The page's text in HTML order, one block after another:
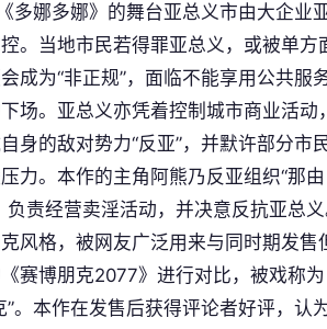
多娜多娜》的舞台亚总义市由大企业
。当地市民若得罪亚总义，或被单方
成为“非正规”，面临不能享用公共服
场。亚总义亦凭着控制城市商业活动，
身的敌对势力“反亚”，并默许部分市
力。本作的主角阿熊乃反亚组织“那由
负责经营卖淫活动，并决意反抗亚总义
风格，被网友广泛用来与同时期发售
赛博朋克2077》进行对比，被戏称为
”。本作在发售后获得评论者好评，认